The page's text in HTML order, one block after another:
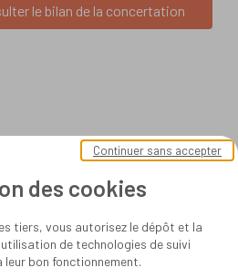
le bilan de la concertation
des cookies
tiers, vous autorisez le dépôt et la
de technologies de suivi
leur bon fonctionnement.
Continuer sans accepter